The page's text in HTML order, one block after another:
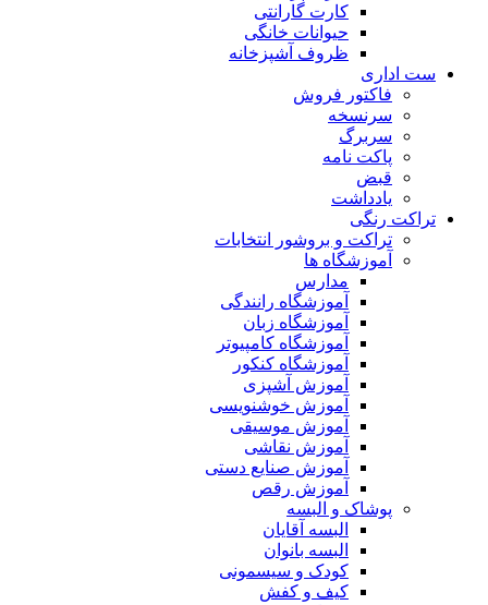
کارت گارانتی
حیوانات خانگی
ظروف آشپزخانه
ست اداری
فاکتور فروش
سرنسخه
سربرگ
پاکت نامه
قبض
یادداشت
تراکت رنگی
تراکت و بروشور انتخابات
آموزشگاه ها
مدارس
آموزشگاه رانندگی
آموزشگاه زبان
آموزشگاه کامپیوتر
آموزشگاه کنکور
آموزش آشپزی
آموزش خوشنویسی
آموزش موسیقی
آموزش نقاشی
آموزش صنایع دستی
آموزش رقص
پوشاک و البسه
البسه آقایان
البسه بانوان
کودک و سیسمونی
کیف و کفش